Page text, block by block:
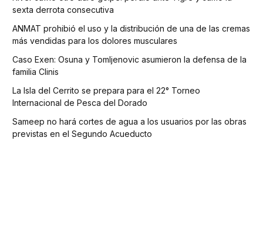
sexta derrota consecutiva
ANMAT prohibió el uso y la distribución de una de las cremas
más vendidas para los dolores musculares
Caso Exen: Osuna y Tomljenovic asumieron la defensa de la
familia Clinis
La Isla del Cerrito se prepara para el 22° Torneo
Internacional de Pesca del Dorado
Sameep no hará cortes de agua a los usuarios por las obras
previstas en el Segundo Acueducto